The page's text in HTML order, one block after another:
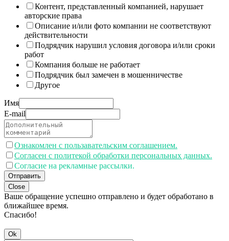
Контент, представленный компанией, нарушает
авторские права
Описание и/или фото компании не соответствуют
действительности
Подрядчик нарушил условия договора и/или сроки
работ
Компания больше не работает
Подрядчик был замечен в мошенничестве
Другое
Имя
E-mail
Ознакомлен с пользавательским соглашением.
Согласен с политекой обработки персональных данных.
Согласие на рекламные рассылки.
Отправить
Close
Ваше обращение успешно отправлено и будет обработано в
ближайшее время.
Спасибо!
Ok